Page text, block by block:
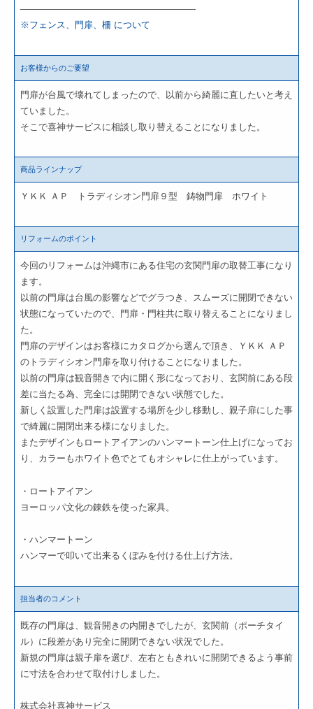
———————————————————-
※フェンス、門扉、柵 について
お客様からのご要望
門扉が台風で壊れてしまったので、以前から綺麗に直したいと考え
ていました。
そこで喜神サービスに相談し取り替えることになりました。
商品ラインナップ
ＹＫＫ ＡＰ トラディシオン門扉９型 鋳物門扉 ホワイト
リフォームのポイント
今回のリフォームは沖縄市にある住宅の玄関門扉の取替工事になり
ます。
以前の門扉は台風の影響などでグラつき、スムーズに開閉できない
状態になっていたので、門扉・門柱共に取り替えることになりまし
た。
門扉のデザインはお客様にカタログから選んで頂き、ＹＫＫ ＡＰ
のトラディシオン門扉を取り付けることになりました。
以前の門扉は観音開きで内に開く形になっており、玄関前にある段
差に当たる為、完全には開閉できない状態でした。
新しく設置した門扉は設置する場所を少し移動し、親子扉にした事
で綺麗に開閉出来る様になりました。
またデザインもロートアイアンのハンマートーン仕上げになってお
り、カラーもホワイト色でとてもオシャレに仕上がっています。
・ロートアイアン
ヨーロッパ文化の錬鉄を使った家具。
・ハンマートーン
ハンマーで叩いて出来るくぼみを付ける仕上げ方法。
担当者のコメント
既存の門扉は、観音開きの内開きでしたが、玄関前（ポーチタイ
ル）に段差があり完全に開閉できない状況でした。
新規の門扉は親子扉を選び、左右ともきれいに開閉できるよう事前
に寸法を合わせて取付けしました。
株式会社喜神サービス